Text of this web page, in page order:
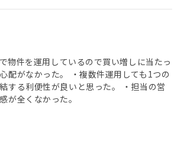
物件を運用しているので買い増しに当たっ
配がなかった。 ・複数件運用しても1つの
する利便性が良いと思った。 ・担当の営
が全くなかった。